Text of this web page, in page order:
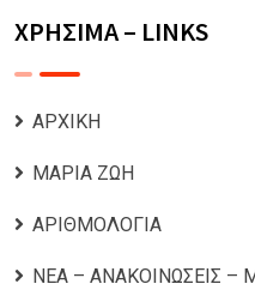
ΧΡΗΣΙΜΑ – LINKS
ΑΡΧΙΚΗ
ΜΑΡΙΑ ΖΩΗ
ΑΡΙΘΜΟΛΟΓΙΑ
ΝΕΑ – ΑΝΑΚΟΙΝΩΣΕΙΣ –